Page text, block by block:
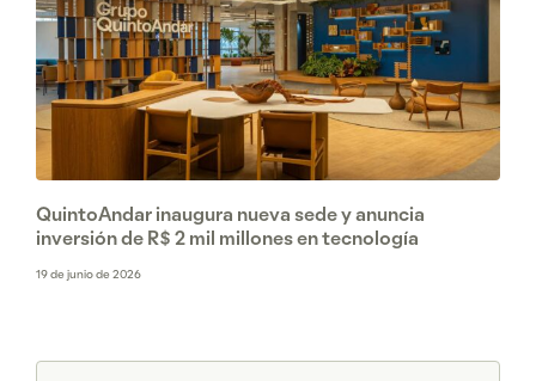
QuintoAndar inaugura nueva sede y anuncia
inversión de R$ 2 mil millones en tecnología
19 de junio de 2026